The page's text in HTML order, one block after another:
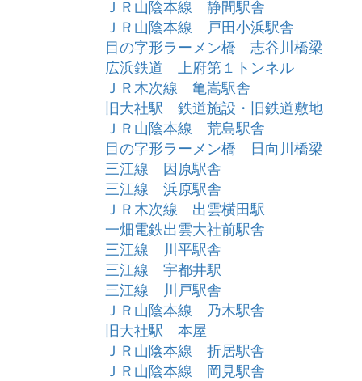
ＪＲ山陰本線 静間駅舎
ＪＲ山陰本線 戸田小浜駅舎
目の字形ラーメン橋 志谷川橋梁
広浜鉄道 上府第１トンネル
ＪＲ木次線 亀嵩駅舎
旧大社駅 鉄道施設・旧鉄道敷地
ＪＲ山陰本線 荒島駅舎
目の字形ラーメン橋 日向川橋梁
三江線 因原駅舎
三江線 浜原駅舎
ＪＲ木次線 出雲横田駅
一畑電鉄出雲大社前駅舎
三江線 川平駅舎
三江線 宇都井駅
三江線 川戸駅舎
ＪＲ山陰本線 乃木駅舎
旧大社駅 本屋
ＪＲ山陰本線 折居駅舎
ＪＲ山陰本線 岡見駅舎